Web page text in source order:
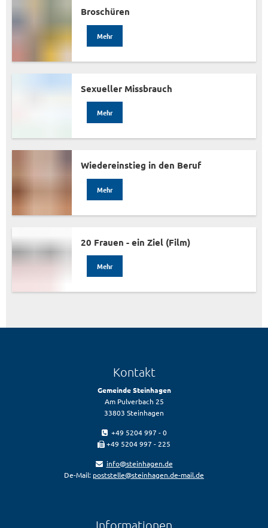
Broschüren
Mehr
Sexueller Missbrauch
Mehr
Wiedereinstieg in den Beruf
Mehr
20 Frauen - ein Ziel (Film)
Mehr
Kontakt
Gemeinde Steinhagen
Am Pulverbach 25
33803 Steinhagen
+49 5204 997 - 0
+49 5204 997 - 225
info@steinhagen.de
De-Mail: poststelle@steinhagen.de-mail.de
Informationen